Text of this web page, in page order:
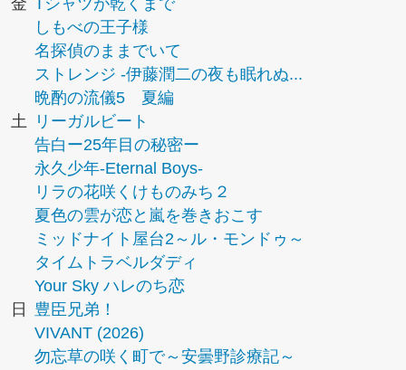
金 Tシャツが乾くまで
しもべの王子様
名探偵のままでいて
ストレンジ -伊藤潤二の夜も眠れぬ...
晩酌の流儀5 夏編
土
リーガルビート
告白ー25年目の秘密ー
永久少年-Eternal Boys-
リラの花咲くけものみち２
夏色の雲が恋と嵐を巻きおこす
ミッドナイト屋台2～ル・モンドゥ～
タイムトラベルダディ
Your Sky ハレのち恋
日
豊臣兄弟！
VIVANT (2026)
勿忘草の咲く町で～安曇野診療記～